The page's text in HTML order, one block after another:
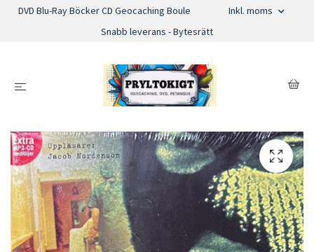
DVD Blu-Ray Böcker CD Geocaching Boule
Inkl. moms
Snabb leverans - Bytesrätt